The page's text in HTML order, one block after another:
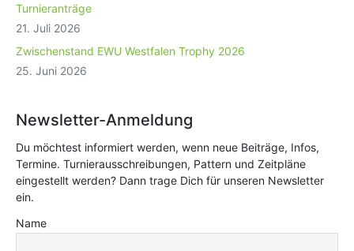
Turnieranträge
21. Juli 2026
Zwischenstand EWU Westfalen Trophy 2026
25. Juni 2026
Newsletter-Anmeldung
Du möchtest informiert werden, wenn neue Beiträge, Infos,
Termine. Turnierausschreibungen, Pattern und Zeitpläne
eingestellt werden? Dann trage Dich für unseren Newsletter
ein.
Name